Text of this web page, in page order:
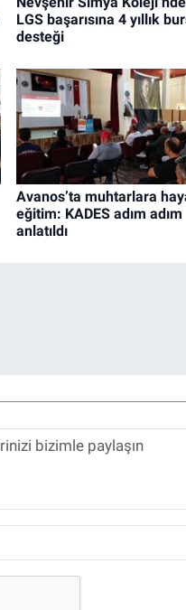
LGS başarısına 4 yıllık
desteği
Avanos’ta muhtarlara
eğitim: KADES adım adım
anlatıldı